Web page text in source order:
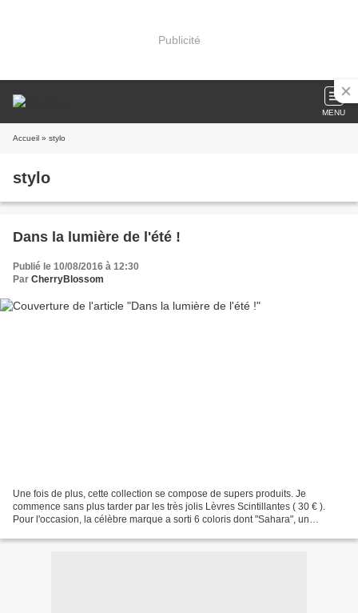
Publicité
MENU
Accueil » stylo
stylo
Dans la lumière de l'été !
Publié le 10/08/2016 à 12:30
Par CherryBlossom
Une fois de plus, cette collection se compose de supers produits. Je
commence sans plus tarder par les très jolis Lèvres Scintillantes ( 30 € ).
Pour l'occasion, la célèbre marque a sorti 6 coloris dont "Sahara", un